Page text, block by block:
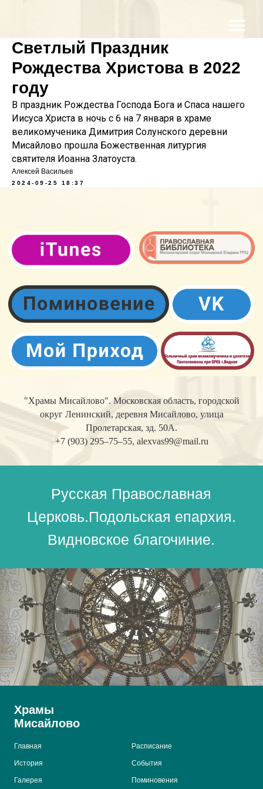
Светлый Праздник
Рождества Христова в 2022
году
В праздник Рождества Господа Бога и Спаса нашего
Иисуса Христа в ночь с 6 на 7 января в храме
великомученика Димитрия Солунского деревни
Мисайлово прошла Божественная литургия
святителя Иоанна Златоуста.
Алексей Васильев
2024-09-25 18:37
"Храмы Мисайлово". Московская область, городской
округ Ленинский, деревня Мисайлово, улица
Пролетарская, зд. 50А.
+7 (903) 295–75–55, alexvas99@mail.ru
Русская Православная
Церковь.Подольская епархия.
Храмы
Мисайлово
Главная
История
Галерея
Расписание
События
Поминовения